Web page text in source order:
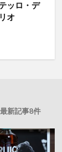
ッロ・デ
オ
新記事8件